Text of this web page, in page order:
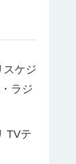
スケジ
ラジ
TVテ